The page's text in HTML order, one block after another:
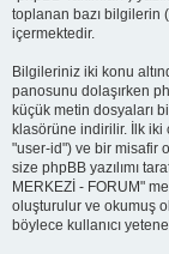
toplanan bazı bilgilerin
içermektedir.
Bilgileriniz iki konu
panosunu dolaşırken
küçük metin dosyaları
klasörüne indirilir. İlk iki
"user-id") ve bir misafir
size phpBB yazılımı
MERKEZİ - FORUM"
oluşturulur ve okumuş
böylece kullanıcı